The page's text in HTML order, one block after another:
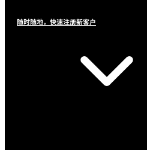
随时随地，快速注册新客户